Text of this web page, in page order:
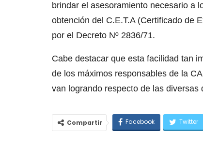
brindar el asesoramiento necesario a
obtención del C.E.T.A (Certificado de
por el Decreto Nº 2836/71.
Cabe destacar que esta facilidad tan
de los máximos responsables de la
van logrando respecto de las
Compartir Facebook Twitter